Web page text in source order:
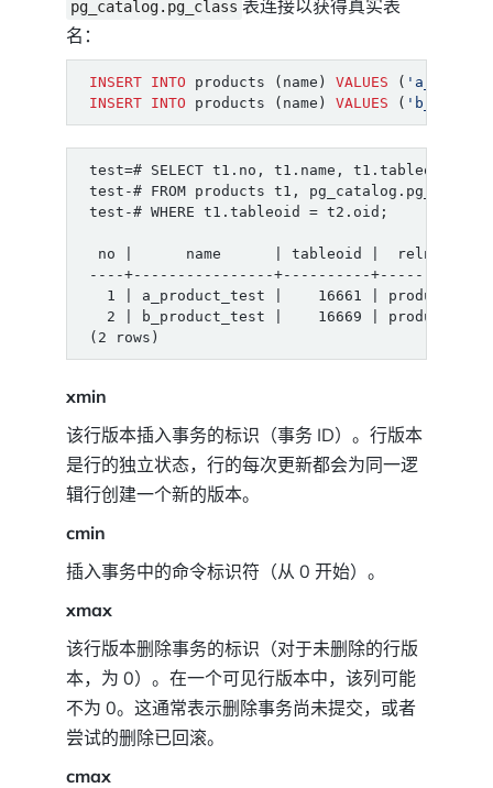
pg_catalog.pg_class 表连接以获得真实表
名：
INSERT INTO products ( name ) VALUES (
INSERT INTO products ( name ) VALUES (
xmin
该行版本插入事务的标识（事务 ID）。行版本
是行的独立状态，行的每次更新都会为同一逻
辑行创建一个新的版本。
cmin
插入事务中的命令标识符（从 0 开始）。
xmax
该行版本删除事务的标识（对于未删除的行版
本，为 0）。在一个可见行版本中，该列可能
不为 0。这通常表示删除事务尚未提交，或者
尝试的删除已回滚。
cmax